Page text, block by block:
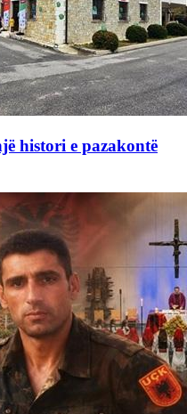
histori e pazakontë